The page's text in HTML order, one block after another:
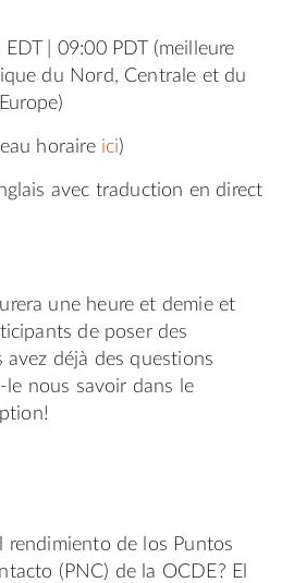
| 09:00 PDT (meilleure
du Nord, Centrale et du
horaire ici)
avec traduction en direct
une heure et demie et
de poser des
avez déjà des questions
le nous savoir dans le
rendimiento de los Puntos
(PNC) de la OCDE? El